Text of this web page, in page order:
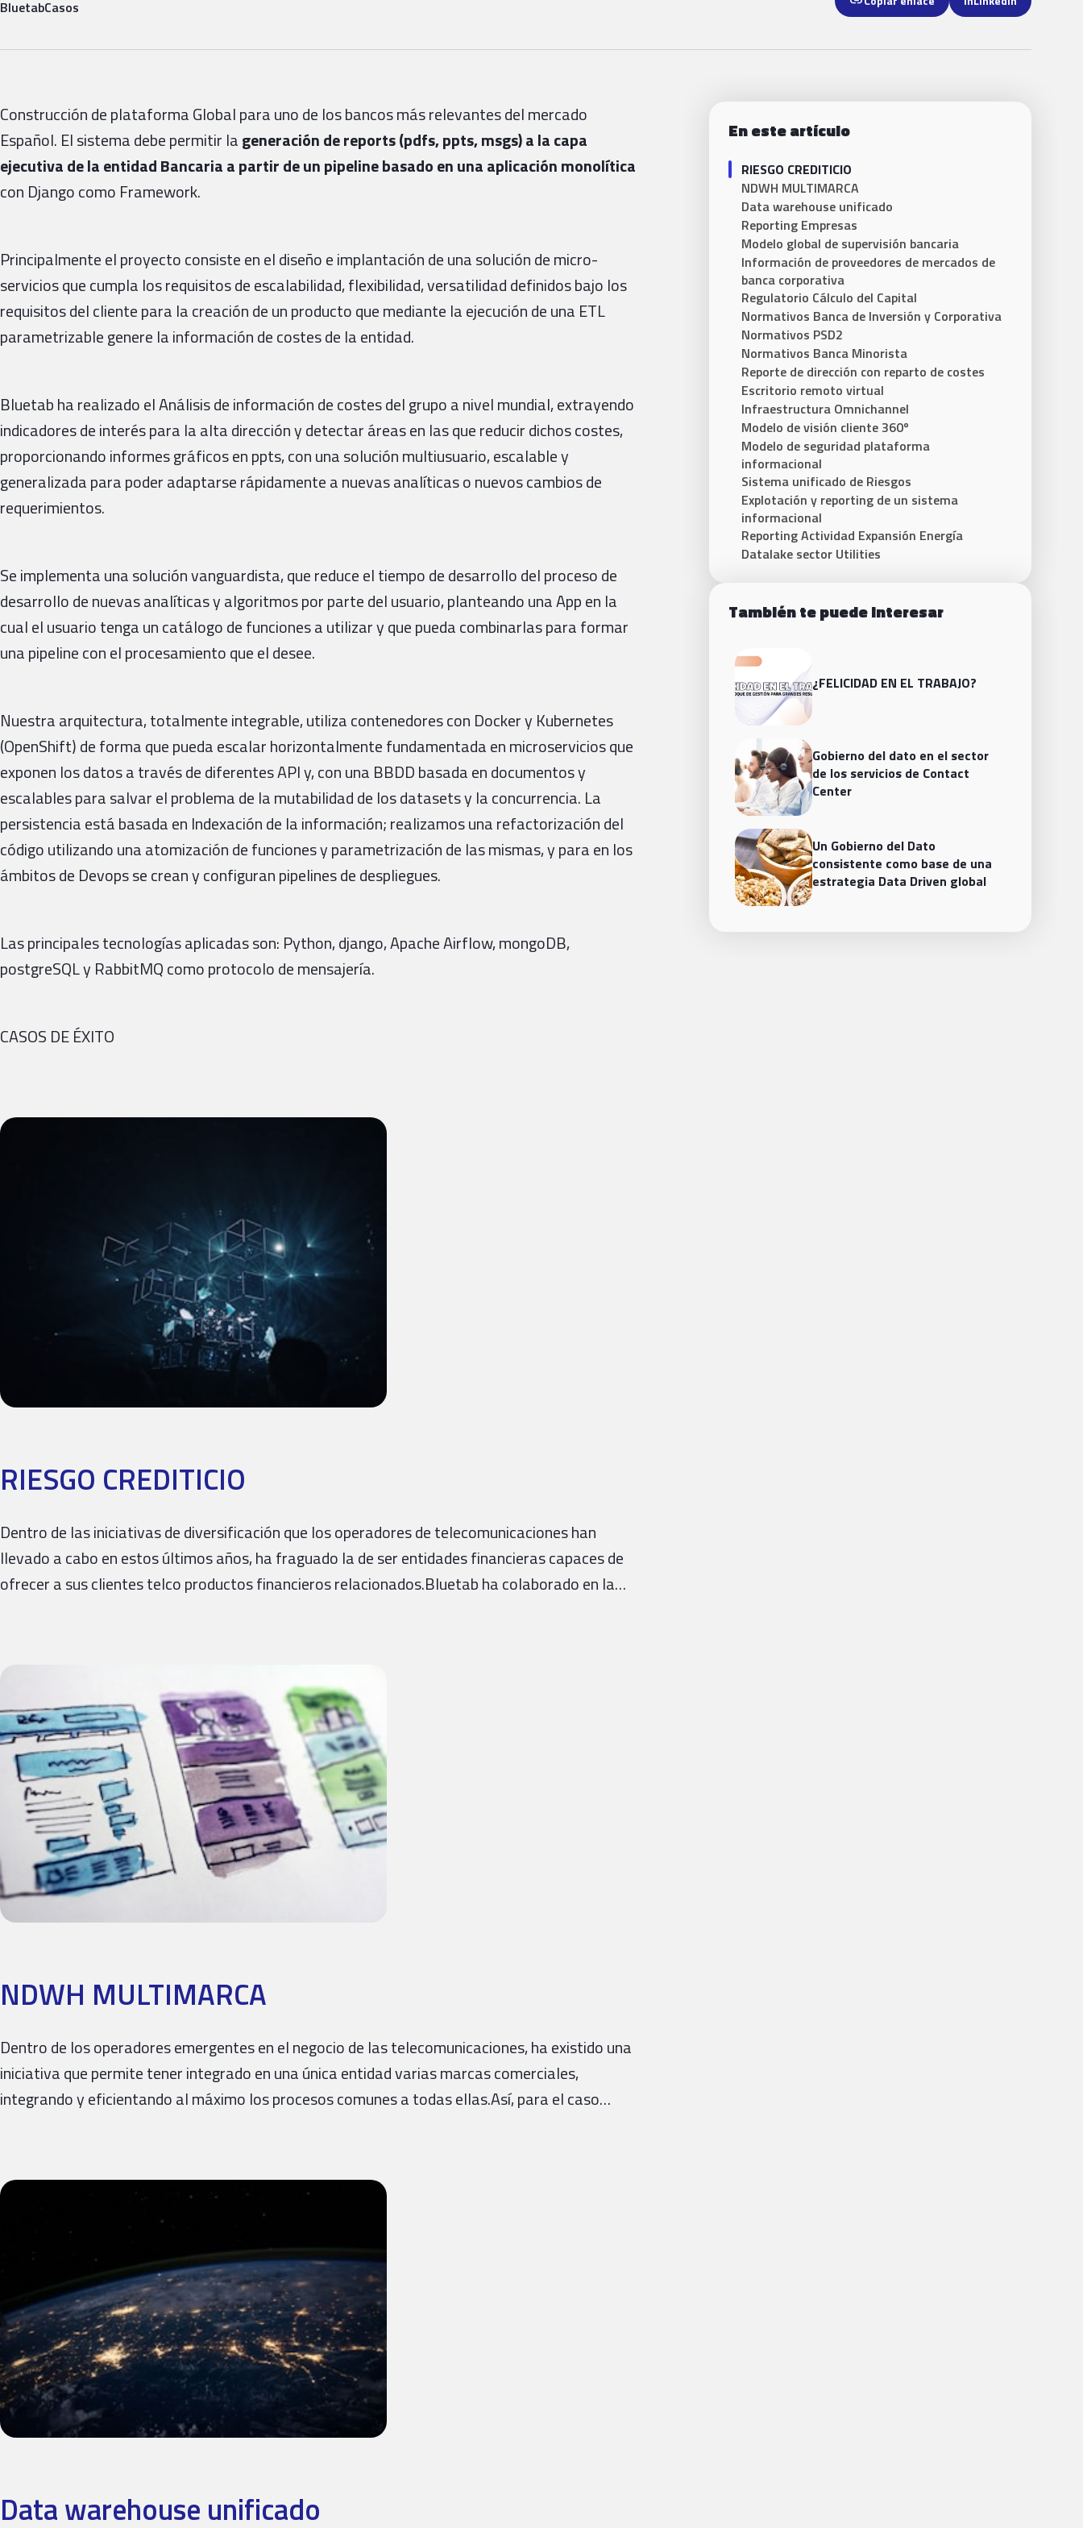
BluetabCasos
Construcción de plataforma Global para uno de los bancos más relevantes del mercado
Español. El sistema debe permitir lageneración de reports (pdfs, ppts, msgs) a la capa
ejecutiva de la entidad Bancaria a partir de un pipeline basado en una aplicación monolítica
con Django como Framework.
Principalmente el proyecto consiste en el diseño e implantación de una solución de micro-
servicios que cumpla los requisitos de escalabilidad, flexibilidad, versatilidad definidos bajo los
requisitos del cliente para la creación de un producto que mediante la ejecución de una ETL
parametrizable genere la información de costes de la entidad.
Bluetab ha realizado el Análisis de información de costes del grupo a nivel mundial, extrayendo
indicadores de interés para la alta dirección y detectar áreas en las que reducir dichos costes,
proporcionando informes gráficos en ppts, con una solución multiusuario, escalable y
generalizada para poder adaptarse rápidamente a nuevas analíticas o nuevos cambios de
requerimientos.
Se implementa una solución vanguardista, que reduce el tiempo de desarrollo del proceso de
desarrollo de nuevas analíticas y algoritmos por parte del usuario, planteando una App en la
cual el usuario tenga un catálogo de funciones a utilizar y que pueda combinarlas para formar
una pipeline con el procesamiento que el desee.
Nuestra arquitectura, totalmente integrable, utiliza contenedores con Docker y Kubernetes
(OpenShift) de forma que pueda escalar horizontalmente fundamentada en microservicios que
exponen los datos a través de diferentes API y, con una BBDD basada en documentos y
escalables para salvar el problema de la mutabilidad de los datasets y la concurrencia. La
persistencia está basada en Indexación de la información; realizamos una refactorización del
código utilizando una atomización de funciones y parametrización de las mismas, y para en los
ámbitos de Devops se crean y configuran pipelines de despliegues.
Las principales tecnologías aplicadas son: Python, django, Apache Airflow, mongoDB,
postgreSQL y RabbitMQ como protocolo de mensajería.
CASOS DE ÉXITO
RIESGO CREDITICIO
Dentro de las iniciativas de diversificación que los operadores de telecomunicaciones han
llevado a cabo en estos últimos años, ha fraguado la de ser entidades financieras capaces de
ofrecer a sus clientes telco productos financieros relacionados.Bluetab ha colaborado en la…
NDWH MULTIMARCA
Dentro de los operadores emergentes en el negocio de las telecomunicaciones, ha existido una
iniciativa que permite tener integrado en una única entidad varias marcas comerciales,
integrando y eficientando al máximo los procesos comunes a todas ellas.Así, para el caso…
Data warehouse unificado
En este artículo
RIESGO CREDITICIO
NDWH MULTIMARCA
Data warehouse unificado
Reporting Empresas
Modelo global de supervisión bancaria
Información de proveedores de mercados de
banca corporativa
Regulatorio Cálculo del Capital
Normativos Banca de Inversión y Corporativa
Normativos PSD2
Normativos Banca Minorista
Reporte de dirección con reparto de costes
Escritorio remoto virtual
Infraestructura Omnichannel
Modelo de visión cliente 360º
Modelo de seguridad plataforma
informacional
Sistema unificado de Riesgos
Explotación y reporting de un sistema
informacional
Reporting Actividad Expansión Energía
Datalake sector Utilities
También te puede interesar
¿FELICIDAD EN EL TRABAJO?
Gobierno del dato en el sector
de los servicios de Contact
Center
Un Gobierno del Dato
consistente como base de una
estrategia Data Driven global